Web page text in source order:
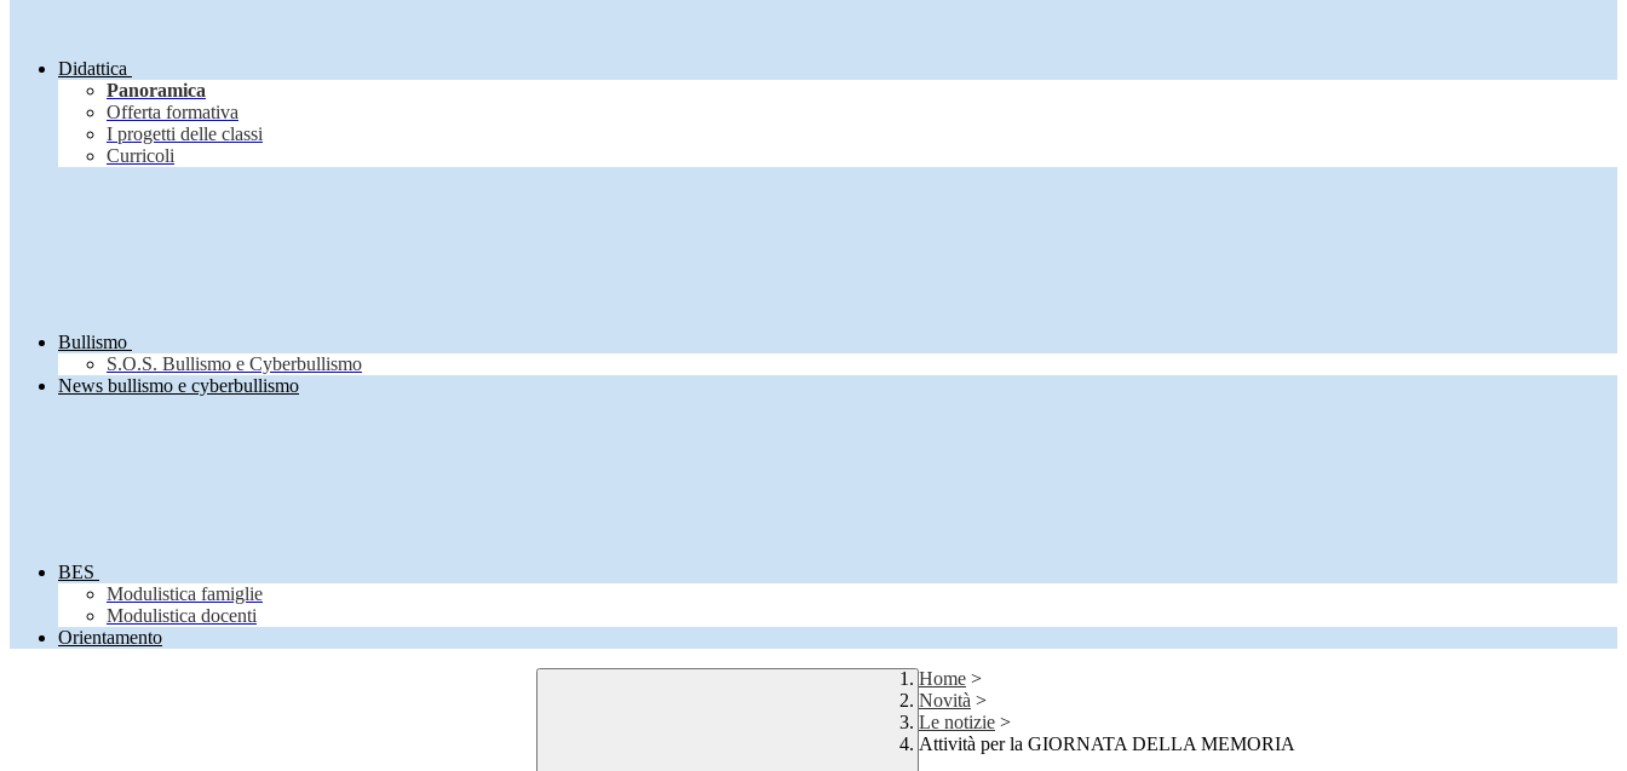
Didattica
Panoramica
Offerta formativa
I progetti delle classi
Curricoli
Bullismo
S.O.S. Bullismo e Cyberbullismo
News bullismo e cyberbullismo
BES
Modulistica famiglie
Modulistica docenti
Orientamento
Home >
Novità >
Le notizie >
Attività per la GIORNATA DELLA MEMORIA